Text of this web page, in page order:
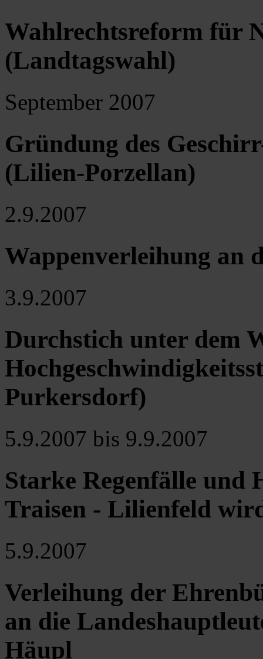
Wahlrechtsreform für
(Landtagswahl)
September 2007
Gründung des
(Lilien-Porzellan)
2.9.2007
Wappenverleihung an
3.9.2007
Durchstich unter dem
Purkersdorf)
5.9.2007 bis 9.9.2007
Starke Regenfälle und
Traisen - Lilienfeld
5.9.2007
Verleihung der
an die
Häupl